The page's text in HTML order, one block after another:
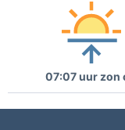
07:07 uur zon